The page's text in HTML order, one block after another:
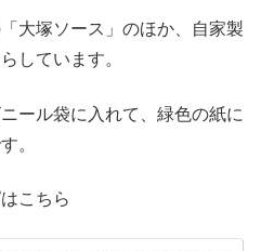
大塚ソース」のほか、自家製
しています。
ール袋に入れて、緑色の紙に
。
こちら